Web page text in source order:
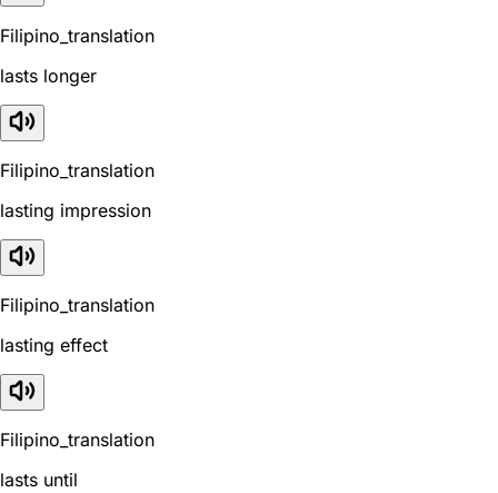
Filipino_translation
lasts longer
Filipino_translation
lasting impression
Filipino_translation
lasting effect
Filipino_translation
lasts until